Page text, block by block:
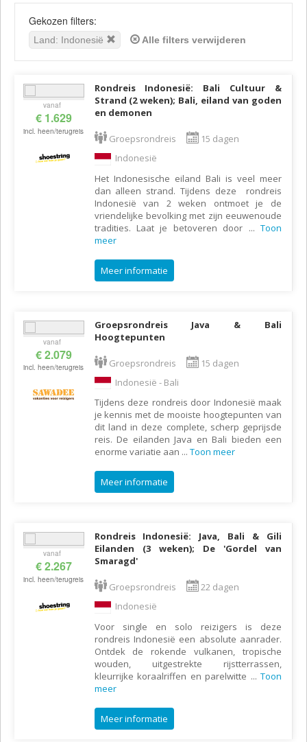
Gekozen filters:
Land: Indonesië Alle filters verwijderen
vanaf
€ 1.629
incl. heen/terugreis
Rondreis Indonesië: Bali Cultuur &
Strand (2 weken); Bali, eiland van goden
en demonen
Groepsrondreis
15 dagen
Indonesië
Het Indonesische eiland Bali is veel meer
dan alleen strand. Tijdens deze rondreis
Indonesië van 2 weken ontmoet je de
vriendelijke bevolking met zijn eeuwenoude
tradities. Laat je betoveren door ... Toon
meer
Meer informatie
vanaf
€ 2.079
incl. heen/terugreis
Groepsrondreis Java & Bali
Hoogtepunten
Groepsrondreis
15 dagen
Indonesië - Bali
Tijdens deze rondreis door Indonesië maak
je kennis met de mooiste hoogtepunten van
dit land in deze complete, scherp geprijsde
reis. De eilanden Java en Bali bieden een
enorme variatie aan ... Toon meer
Meer informatie
vanaf
€ 2.267
incl. heen/terugreis
Rondreis Indonesië: Java, Bali & Gili
Eilanden (3 weken); De 'Gordel van
Smaragd'
Groepsrondreis
22 dagen
Indonesië
Voor single en solo reizigers is deze
rondreis Indonesië een absolute aanrader.
Ontdek de rokende vulkanen, tropische
wouden, uitgestrekte rijstterrassen,
kleurrijke koraalriffen en parelwitte ... Toon
meer
Meer informatie